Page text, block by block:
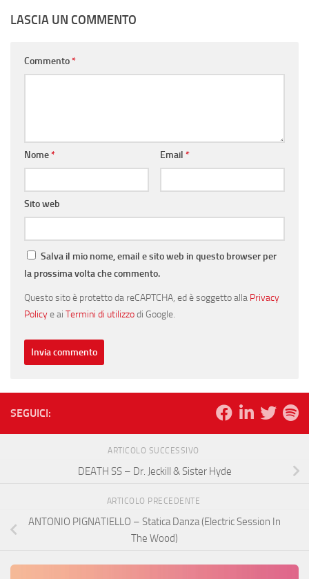
LASCIA UN COMMENTO
Commento*
Nome* Email *
Sito web
Salva il mio nome, email e sito web in questo browser per
la prossima volta che commento.
Questo sito è protetto da reCAPTCHA, ed è soggetto alla Privacy
Policye ai Termini di utilizzodi Google.
SEGUICI:
ARTICOLO SUCCESSIVO
DEATH SS – Dr. Jeckill & Sister Hyde
ARTICOLO PRECEDENTE
ANTONIO PIGNATIELLO – Statica Danza (Electric Session In
The Wood)